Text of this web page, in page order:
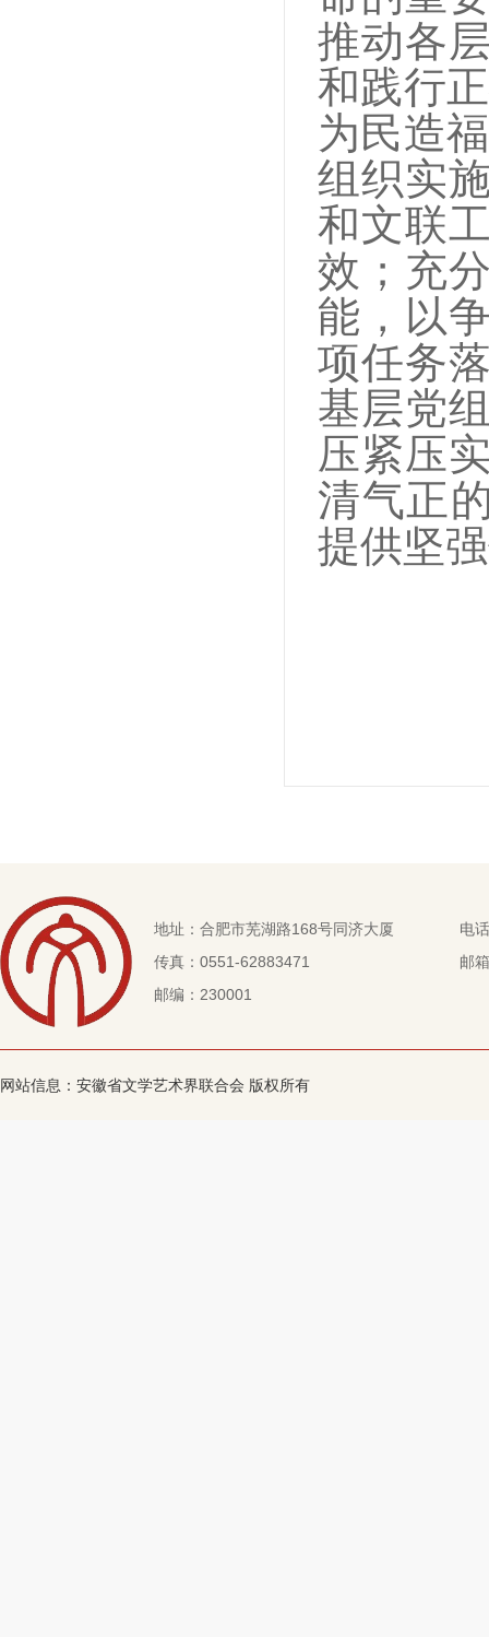
推动各
和践行
为民造
组织实
和文联
效；充
能，以
项任务
基层党
压紧压
清气正
提供坚
地址：合肥市芜湖路168号同济大厦
电
传真：0551-62883471
邮
邮编：230001
网站信息：安徽省文学艺术界联合会 版权所有